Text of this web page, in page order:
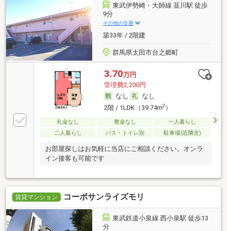
東武伊勢崎・大師線 韮川駅 徒歩
9分
その他の交通
築33年 / 2階建
群馬県太田市台之郷町
3.70万円
管理費2,200円
なし
なし
2階 / 1LDK（39.74m2）
礼金なし 敷金なし
一人暮らし
二人暮らし
バス・トイレ別 駐車場(近隣含)
お部屋探しはお気軽に当店にご相談ください。オンラ
イン接客も可能です
賃貸マンション コーポサンライズモリ
東武鉄道小泉線 西小泉駅 徒歩13
分